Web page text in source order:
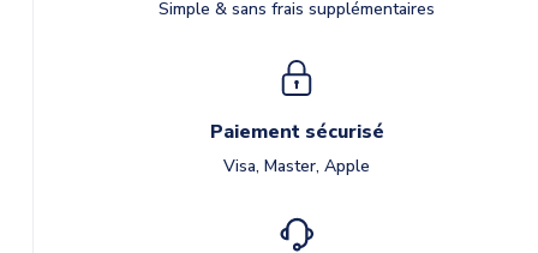
Simple & sans frais supplémentaires
Paiement sécurisé
Visa, Master, Apple